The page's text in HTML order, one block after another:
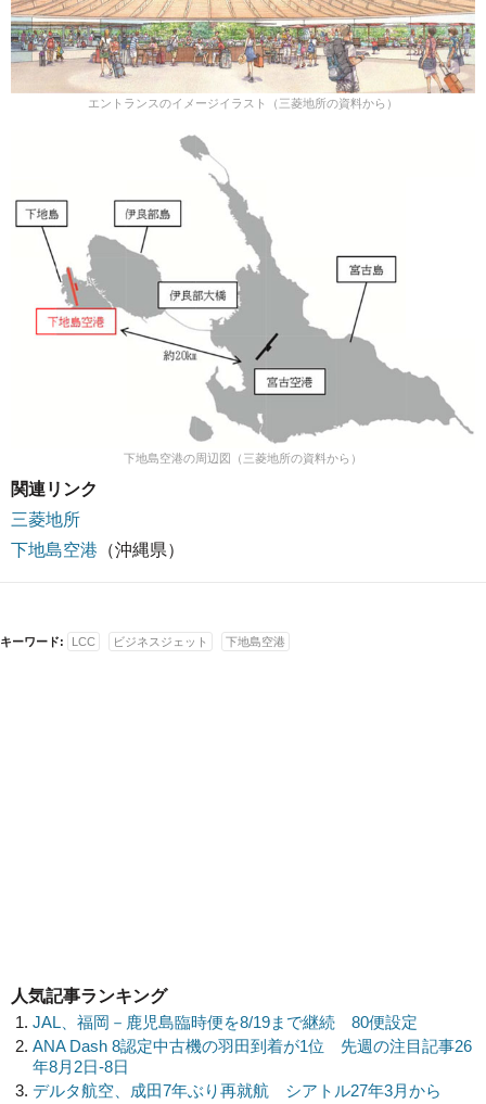
エントランスのイメージイラスト（三菱地所の資料から）
下地島空港の周辺図（三菱地所の資料から）
関連リンク
三菱地所
下地島空港 （沖縄県）
キーワード: LCC ビジネスジェット 下地島空港
人気記事ランキング
JAL、福岡－鹿児島臨時便を8/19まで継続 80便設定
ANA Dash 8認定中古機の羽田到着が1位 先週の注目記事26
年8月2日-8日
デルタ航空、成田7年ぶり再就航 シアトル27年3月から